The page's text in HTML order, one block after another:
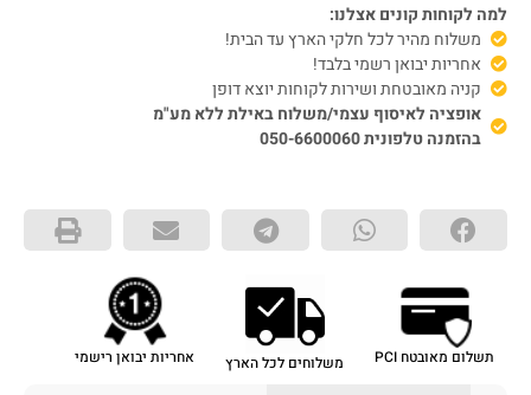
למה לקוחות קונים אצלנו:
משלוח מהיר לכל חלקי הארץ עד הבית!
אחריות יבואן רשמי בלבד!
קניה מאובטחת ושירות לקוחות יוצא דופן
אופציה לאיסוף עצמי/משלוח באילת ללא מע"מ
בהזמנה טלפונית 050-6600060
תשלום מאובטח PCI משלוחים לכל הארץ אחריות יבואן רישמי